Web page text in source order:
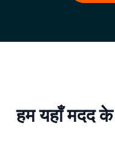
हम यहाँ मदद